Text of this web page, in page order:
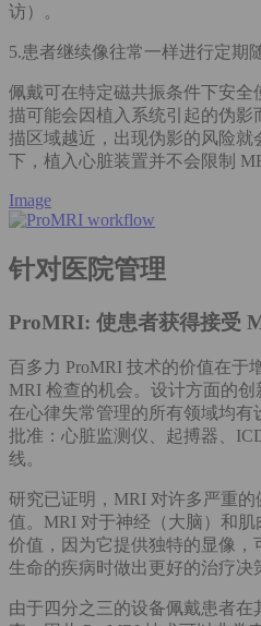
访）。
5.患者继续像往常一样进行定期
佩戴可在特定磁共振条件下安全
描可能会因植入系统引起的伪影
描区域越近，出现伪影的风险
下，植入心脏装置并不会限制
Image
针对医院管理
ProMRI: 使患者获得接受
百多力 ProMRI 技术的价值在于
MRI 检查的机会。设计方面的
在心律失常管理的所有领域均有
批准：心脏监测仪、起搏器、
线。
研究已证明，MRI 对许多严重
值。MRI 对于神经（大脑）和
价值，因为它提供独特的显像，
生命的疾病时做出更好的治疗决
由于四分之三的设备佩戴患者在